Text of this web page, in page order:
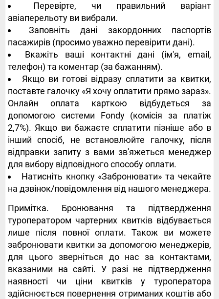
Перевірте, чи правильний варіант
авіаперельоту ви вибрали.
Заповніть дані закордонних паспортів
пасажирів (просимо уважно перевірити дані).
Вкажіть ваші контактні дані (ім'я, email,
телефон) та коментар (за бажанням).
Якщо ви готові відразу сплатити за квитки,
поставте галочку «Я хочу оплатити прямо зараз».
Онлайн оплата карткою відбудеться за
допомогою системи Fondy (комісія за платіж
2,7%). Якщо ви бажаєте сплатити пізніше або в
інший спосіб, не встановлюйте галочку, після
відправки запиту з вами зв'яжеться менеджер
для вибору відповідного способу оплати.
Натисніть кнопку «Забронювати» та чекайте
на дзвінок/повідомлення від нашого менеджера.
Примітка. Бронювання та підтвердження
туроператором чартерних квитків відбувається
лише після повної оплати. Також ви можете
забронювати квитки за допомогою менеджерів,
для цього зверніться до нас за контактами,
вказаними на сайті. У разі не підтвердження
наявності чи ціни квитків у туроператора
здійснюється повернення отриманих коштів або